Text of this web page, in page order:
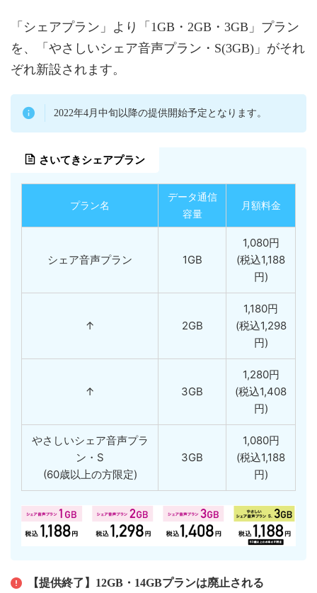
「シェアプラン」より「1GB・2GB・3GB」プラン
を、「やさしいシェア音声プラン・S(3GB)」がそれ
ぞれ新設されます。
2022年4月中旬以降の提供開始予定となります。
さいてきシェアプラン
プラン名
データ通信
容量
月額料金
シェア音声プラン 1GB
1,080円
(税込1,188
円)
↑ 2GB
1,180円
(税込1,298
円)
↑ 3GB
1,280円
(税込1,408
円)
やさしいシェア音声プラ
ン・S
(60歳以上の方限定)
3GB
1,080円
(税込1,188
円)
【提供終了】12GB・14GBプランは廃止される